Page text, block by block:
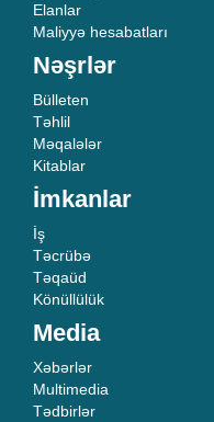
Elanlar
Maliyyə hesabatları
Nəşrlər
Bülleten
Təhlil
Məqalələr
Kitablar
İmkanlar
İş
Təcrübə
Təqaüd
Könüllülük
Media
Xəbərlər
Multimedia
Tədbirlər